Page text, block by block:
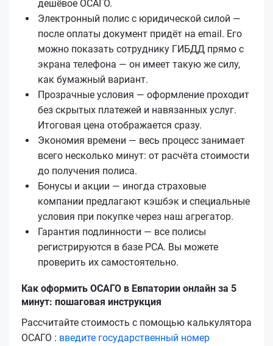
дешёвое ОСАГО.
Электронный полис с юридической силой —
после оплаты документ придёт на email. Его
можно показать сотруднику ГИБДД прямо с
экрана телефона — он имеет такую же силу,
как бумажный вариант.
Прозрачные условия — оформление проходит
без скрытых платежей и навязанных услуг.
Итоговая цена отображается сразу.
Экономия времени — весь процесс занимает
всего несколько минут: от расчёта стоимости
до получения полиса.
Бонусы и акции — иногда страховые
компании предлагают кэшбэк и специальные
условия при покупке через наш агрегатор.
Гарантия подлинности — все полисы
регистрируются в базе РСА. Вы можете
проверить их самостоятельно.
Как оформить ОСАГО в Евпатории онлайн за 5
минут: пошаговая инструкция
Рассчитайте стоимость с помощью калькулятора
ОСАГО : введите государственный номер